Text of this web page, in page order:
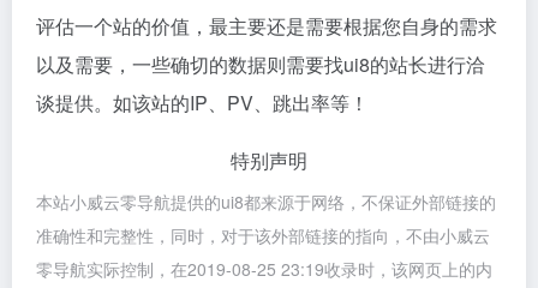
评估一个站的价值，最主要还是需要根据您自身的需求
以及需要，一些确切的数据则需要找ui8的站长进行洽
谈提供。如该站的IP、PV、跳出率等！
特别声明
本站小威云零导航提供的ui8都来源于网络，不保证外部链接的
准确性和完整性，同时，对于该外部链接的指向，不由小威云
零导航实际控制，在2019-08-25 23:19收录时，该网页上的内